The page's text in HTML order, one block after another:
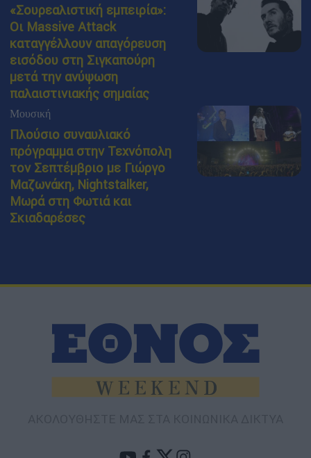
«Σουρεαλιστική εμπειρία»:
Οι Massive Attack
καταγγέλλουν απαγόρευση
εισόδου στη Σιγκαπούρη
μετά την ανύψωση
παλαιστινιακής σημαίας
Μουσική
Πλούσιο συναυλιακό
πρόγραμμα στην Τεχνόπολη
τον Σεπτέμβριο με Γιώργο
Μαζωνάκη, Nightstalker,
Μωρά στη Φωτιά και
Σκιαδαρέσες